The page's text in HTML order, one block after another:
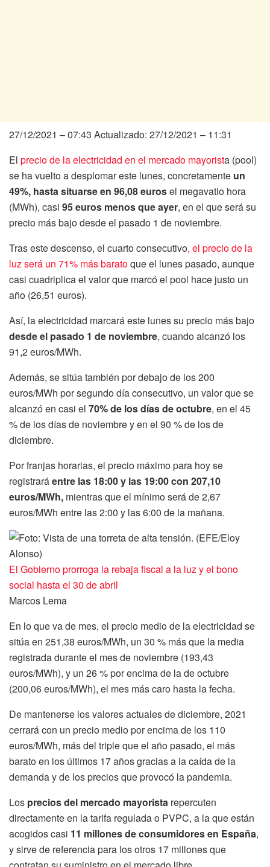
27/12/2021 – 07:43 Actualizado: 27/12/2021 – 11:31
El precio de la electricidad en el mercado mayorista (pool)
se ha vuelto a desplomar este lunes, concretamente un
49%, hasta situarse en 96,08 eurosel megavatio hora
(MWh), casi 95 euros menos que ayer, en el que será su
precio más bajo desde el pasado 1 de noviembre.
Tras este descenso, el cuarto consecutivo, el precio de la
luz será un 71% más baratoque el lunes pasado, aunque
casi cuadriplica el valor que marcó el pool hace justo un
año (26,51 euros).
Así, la electricidad marcará este lunes su precio más bajo
desde el pasado 1 de noviembre, cuando alcanzó los
91,2 euros/MWh.
Además, se sitúa también por debajo de los 200
euros/MWh por segundo día consecutivo, un valor que se
alcanzó en casi el 70% de los días de octubre, en el 45
% de los días de noviembre y en el 90 % de los de
diciembre.
Por franjas horarias, el precio máximo para hoy se
registraráentre las 18:00 y las 19:00 con 207,10
euros/MWh, mientras que el mínimo será de 2,67
euros/MWh entre las 2:00 y las 6:00 de la mañana.
El Gobierno prorroga la rebaja fiscal a la luz y el bono
social hasta el 30 de abril
Marcos Lema
En lo que va de mes, el precio medio de la electricidad se
sitúa en 251,38 euros/MWh, un 30 % más que la media
registrada durante el mes de noviembre (193,43
euros/MWh), y un 26 % por encima de la de octubre
(200,06 euros/MWh), el mes más caro hasta la fecha.
De mantenerse los valores actuales de diciembre, 2021
cerrará con un precio medio por encima de los 110
euros/MWh, más del triple que el año pasado, el más
barato en los últimos 17 años gracias a la caída de la
demanda y de los precios que provocó la pandemia.
Los precios del mercado mayorista repercuten
directamente en la tarifa regulada o PVPC, a la que están
acogidos casi 11 millones de consumidores en España,
y sirve de referencia para los otros 17 millones que